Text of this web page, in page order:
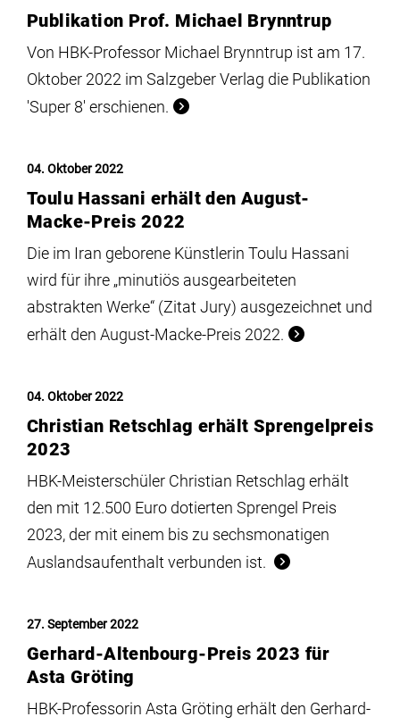
Publikation Prof. Michael Brynntrup
Von HBK-Professor Michael Brynntrup ist am 17.
Oktober 2022 im Salzgeber Verlag die Publikation
'Super 8' erschienen.
04. Oktober 2022
Toulu Hassani erhält den August-
Macke-Preis 2022
Die im Iran geborene Künstlerin Toulu Hassani
wird für ihre „minutiös ausgearbeiteten
abstrakten Werke“ (Zitat Jury) ausgezeichnet und
erhält den August-Macke-Preis 2022.
04. Oktober 2022
Christian Retschlag erhält Sprengelpreis
2023
HBK-Meisterschüler Christian Retschlag erhält
den mit 12.500 Euro dotierten Sprengel Preis
2023, der mit einem bis zu sechsmonatigen
Auslandsaufenthalt verbunden ist.
27. September 2022
Gerhard-Altenbourg-Preis 2023 für
Asta Gröting
HBK-Professorin Asta Gröting erhält den Gerhard-